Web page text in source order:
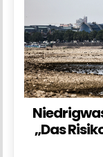
„Das